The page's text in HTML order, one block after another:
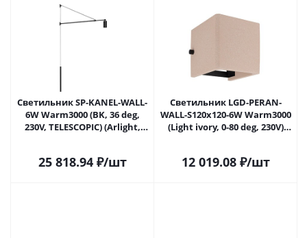
Светильник SP-KANEL-WALL-
6W Warm3000 (BK, 36 deg,
230V, TELESCOPIC) (Arlight,
25 818.94₽/шт
Светильник LGD-PERAN-
WALL-S120x120-6W Warm3000
(Light ivory, 0-80 deg, 230V)
12 019.08₽/шт